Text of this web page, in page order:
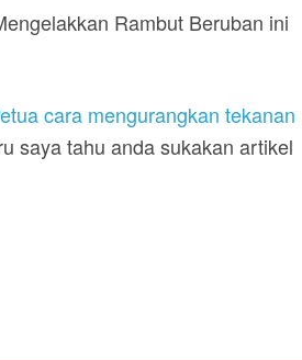
Rambut Beruban ini
cara mengurangkan tekanan
saya tahu anda sukakan artikel